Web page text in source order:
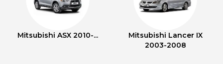
Mitsubishi ASX 2010-...
Mitsubishi Lancer IX
2003-2008